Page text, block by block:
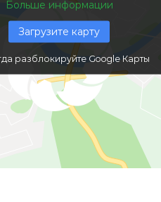
Больше информации
Загрузите карту
разблокируйте Google Карты